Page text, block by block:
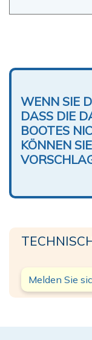
WENN SIE
DASS DIE
BOOTES
KÖNNEN
Melden Sie